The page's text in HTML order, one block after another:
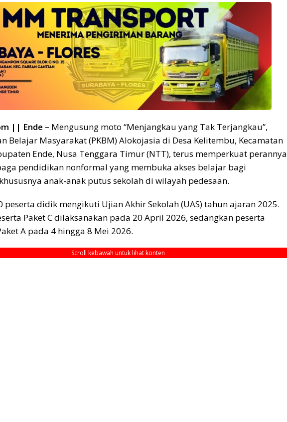
|| Ende – Mengusung moto “Menjangkau yang Tak Terjangkau”,
Belajar Masyarakat (PKBM) Alokojasia di Desa Kelitembu, Kecamatan
Ende, Nusa Tenggara Timur (NTT), terus memperkuat perannya
pendidikan nonformal yang membuka akses belajar bagi
anak-anak putus sekolah di wilayah pedesaan.
peserta didik mengikuti Ujian Akhir Sekolah (UAS) tahun ajaran 2025.
Paket C dilaksanakan pada 20 April 2026, sedangkan peserta
A pada 4 hingga 8 Mei 2026.
Scroll kebawah untuk lihat konten